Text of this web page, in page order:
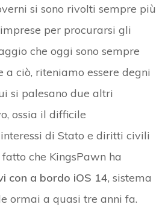
si sono rivolti sempre più
per procurarsi gli
che oggi sono sempre
a ciò, riteniamo essere degni
si palesano due altri
ossia il difficile
di Stato e diritti civili
che KingsPawn ha
con a bordo iOS 14, sistema
ormai a quasi tre anni fa.